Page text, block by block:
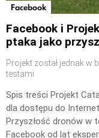
Facebook
Facebook i
ptaka jako
Projekt został jednak
testami
Spis treści Projekt
dla dostępu do
Przyszłość dronów w
Facebook od lat